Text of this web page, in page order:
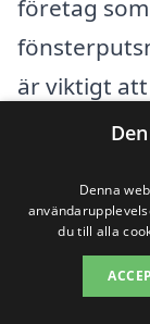
företag
är viktigt
att
och
flera
också kan
Denna
du till alla